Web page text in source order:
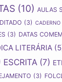
(10) AULAS
(3) CADERNO
(3) DATAS
LITERÁRIA
ESCRITA (7)
(3)